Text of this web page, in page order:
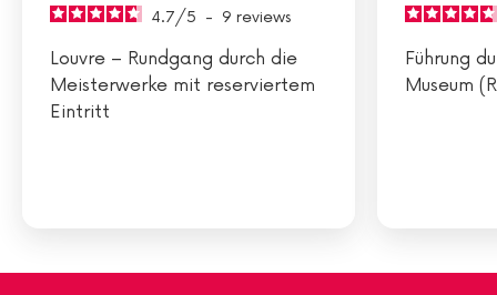
4.7/5 - 9 reviews
Louvre – Rundgang durch die
Meisterwerke mit reserviertem
Eintritt
Führung
Museum